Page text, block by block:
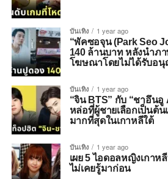
บันเทิง 1 year ago
“พัคซอจุน (Park Seo
140 ล้านบาท หลังนำภ
โฆษณาโดยไม่ได้รับอ
บันเทิง 1 year ago
“จิน BTS” กับ “ชาอึน
หล่อที่ผู้ชายเลือกเป็นต้
มากที่สุดในเกาหลีใต้
บันเทิง 1 year ago
เผย 5 ไอดอลหญิงเกา
ไม่เคยรู้มาก่อน